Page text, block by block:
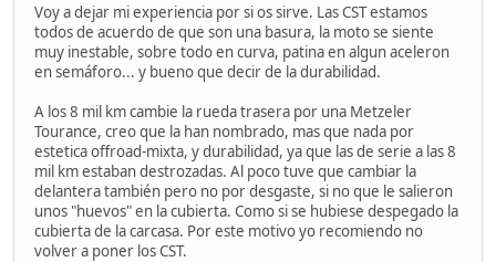
Voy a dejar mi experiencia por si os sirve. Las CST estamos
todos de acuerdo de que son una basura, la moto se siente
muy inestable, sobre todo en curva, patina en algun aceleron
en semáforo... y bueno que decir de la durabilidad.
A los 8 mil km cambie la rueda trasera por una Metzeler
Tourance, creo que la han nombrado, mas que nada por
estetica offroad-mixta, y durabilidad, ya que las de serie a las 8
mil km estaban destrozadas. Al poco tuve que cambiar la
delantera también pero no por desgaste, si no que le salieron
unos "huevos" en la cubierta. Como si se hubiese despegado la
cubierta de la carcasa. Por este motivo yo recomiendo no
volver a poner los CST.